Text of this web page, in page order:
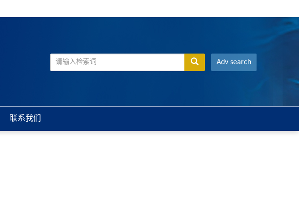
Adv search
联系我们